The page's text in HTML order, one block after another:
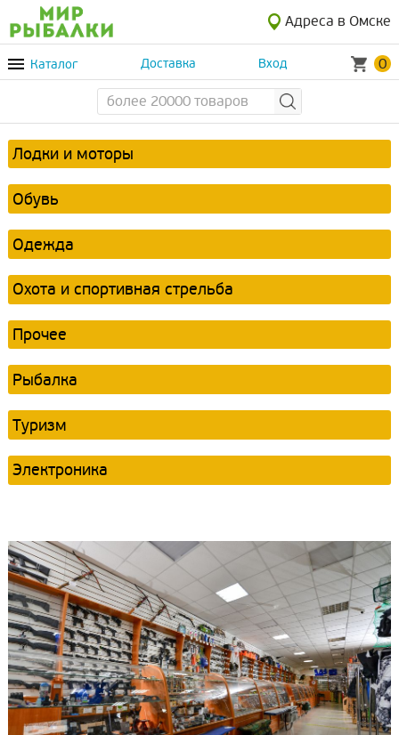
Адреса в Омске
Каталог Доставка Вход 0
Лодки и моторы
Обувь
Одежда
Охота и спортивная стрельба
Прочее
Рыбалка
Туризм
Электроника